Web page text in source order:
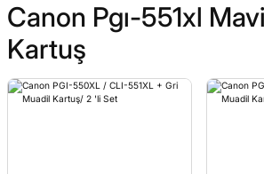
Canon Pgı-551xl
Kartuş